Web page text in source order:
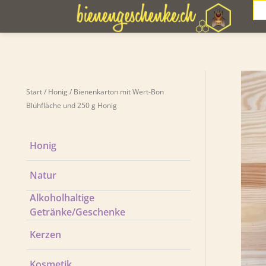
springen
Start/ Honig/ Bienenkarton mit Wert-Bon
Blühfläche und 250 g Honig
Honig
Natur
Alkoholhaltige
Getränke/Geschenke
Kerzen